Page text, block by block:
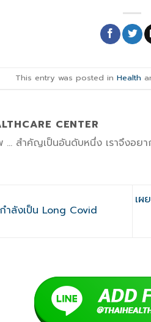
This entry was posted in Health
CENTER
... สำคัญเป็นอันดับหนึ่ง เราจึงอ
งเป็น Long Covid
เผ